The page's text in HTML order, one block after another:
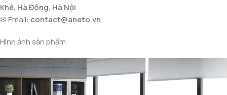
Khê, Hà Đông, Hà Nội
✉ Email: contact@aneto.vn
Hình ảnh sản phẩm: